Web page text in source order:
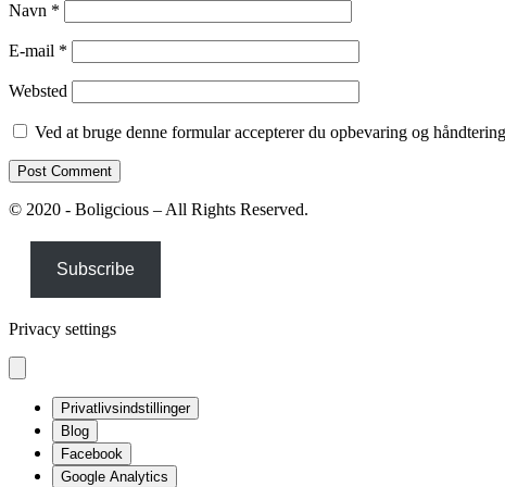
Navn *
E-mail *
Websted
Ved at bruge denne formular accepterer du opbevaring og
© 2020 - Boligcious – All Rights Reserved.
Subscribe
Privacy settings
Privatlivsindstillinger
Blog
Facebook
Google Analytics